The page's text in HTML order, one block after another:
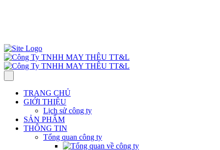
TRANG CHỦ
GIỚI THIỆU
Lịch sử công ty
SẢN PHẨM
THÔNG TIN
Tổng quan công ty